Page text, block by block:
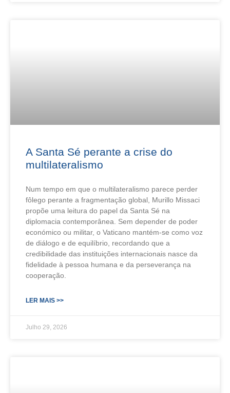
A Santa Sé perante a crise do
multilateralismo
Num tempo em que o multilateralismo parece perder
fôlego perante a fragmentação global, Murillo Missaci
propõe uma leitura do papel da Santa Sé na
diplomacia contemporânea. Sem depender de poder
económico ou militar, o Vaticano mantém-se como voz
de diálogo e de equilíbrio, recordando que a
credibilidade das instituições internacionais nasce da
fidelidade à pessoa humana e da perseverança na
cooperação.
LER MAIS >>
Julho 29, 2026